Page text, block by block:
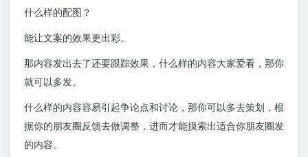
什么样的配图？
能让文案的效果更出彩。
那内容发出去了还要跟踪效果，什么样的内容大家爱看，那你
就可以多发。
什么样的内容容易引起争论点和讨论，那你可以多去策划，根
据你的朋友圈反馈去做调整，进而才能摸索出适合你朋友圈发
的内容。